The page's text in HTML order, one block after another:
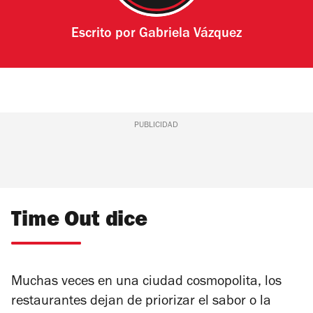
Escrito por Gabriela Vázquez
PUBLICIDAD
Time Out dice
Muchas veces en una ciudad cosmopolita, los
restaurantes dejan de priorizar el sabor o la